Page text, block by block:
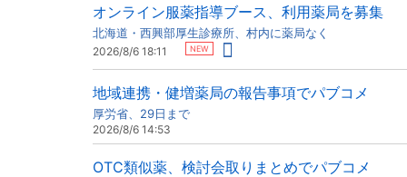
オンライン服薬指導ブース、利用薬局を募集
北海道・西興部厚生診療所、村内に薬局なく
2026/8/6 18:11 NEW
地域連携・健増薬局の報告事項でパブコメ
厚労省、29日まで
2026/8/6 14:53
OTC類似薬、検討会取りまとめでパブコメ